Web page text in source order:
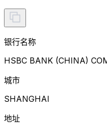
银行名称
HSBC BANK (CHINA)
城市
SHANGHAI
地址